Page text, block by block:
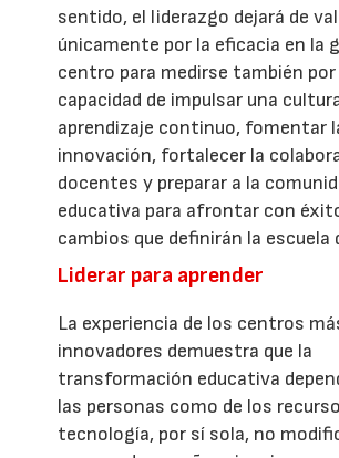
sentido, el liderazgo dejará de
únicamente por la eficacia en la
centro para medirse también por
capacidad de impulsar una
aprendizaje continuo, fomentar
innovación, fortalecer la
docentes y preparar a la
educativa para afrontar con
cambios que definirán la escuela
Liderar para aprender
La experiencia de los centros
innovadores demuestra que la
transformación educativa
las personas como de los
tecnología, por sí sola, no